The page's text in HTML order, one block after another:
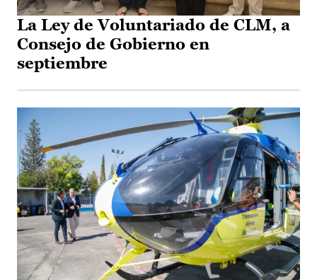
La Ley de Voluntariado de CLM, a
Consejo de Gobierno en
septiembre